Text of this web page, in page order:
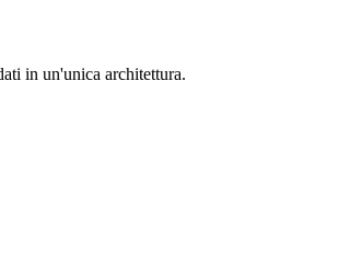
in un'unica architettura.